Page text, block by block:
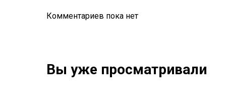
Комментариев пока нет
Вы уже просматривали